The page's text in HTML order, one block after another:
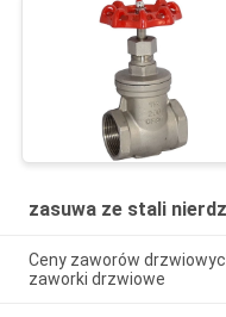
zasuwa ze stali
Ceny zaworów
zaworki drzwiowe